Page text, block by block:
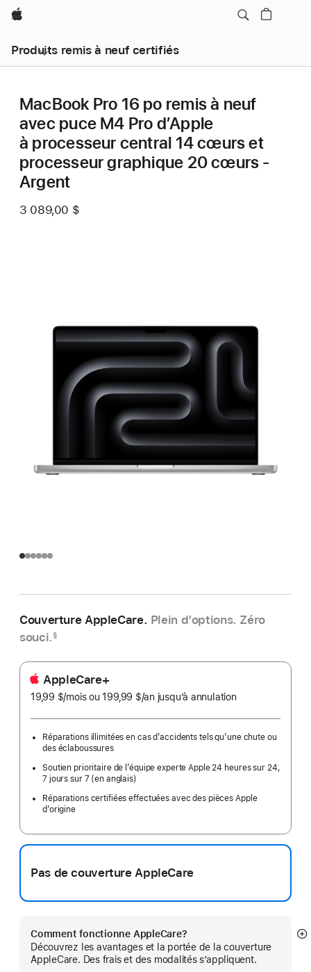
Apple
Produits remis à neuf certifiés
MacBook Pro 16 po remis à neuf
avec puce M4 Pro d’Apple
à processeur central 14 cœurs et
processeur graphique 20 cœurs -
Argent
3 089,00 $
Couverture AppleCare. Plein d’options. Zéro
souci. §
AppleCare+
19,99 $/moispar
ou 199,99 $/anpar
jusqu’à annulation
Réparations illimitées en cas d’accidents tels qu’une chute ou
des éclaboussures
Soutien prioritaire de l’équipe experte Apple 24 heures sur 24,
7 jours sur 7 (en anglais)
Réparations certifiées effectuées avec des pièces Apple
d’origine
Pas de couverture AppleCare
Comment fonctionne AppleCare?
Découvrez les avantages et la portée de la couverture
AppleCare. Des frais et des modalités s’appliquent.